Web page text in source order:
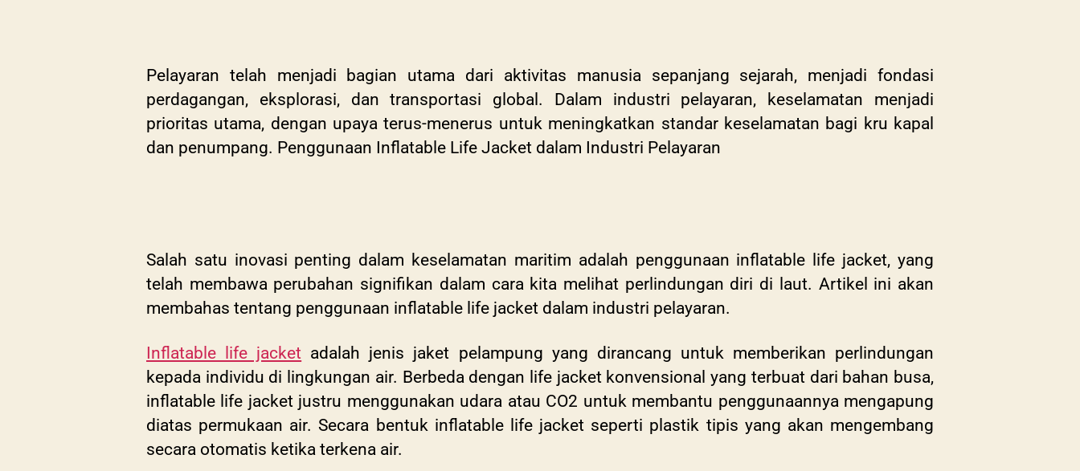
Pelayaran telah menjadi bagian utama dari aktivitas manusia sepanjang sejarah, menjadi fondasi
perdagangan, eksplorasi, dan transportasi global. Dalam industri pelayaran, keselamatan menjadi
prioritas utama, dengan upaya terus-menerus untuk meningkatkan standar keselamatan bagi kru kapal
dan penumpang. Penggunaan Inflatable Life Jacket dalam Industri Pelayaran
Salah satu inovasi penting dalam keselamatan maritim adalah penggunaan inflatable life jacket, yang
telah membawa perubahan signifikan dalam cara kita melihat perlindungan diri di laut. Artikel ini akan
membahas tentang penggunaan inflatable life jacket dalam industri pelayaran.
Inflatable life jacket adalah jenis jaket pelampung yang dirancang untuk memberikan perlindungan
kepada individu di lingkungan air. Berbeda dengan life jacket konvensional yang terbuat dari bahan busa,
inflatable life jacket justru menggunakan udara atau CO2 untuk membantu penggunaannya mengapung
diatas permukaan air. Secara bentuk inflatable life jacket seperti plastik tipis yang akan mengembang
secara otomatis ketika terkena air.